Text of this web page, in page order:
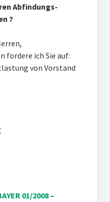
Abfindungs-
?
fordere ich Sie auf:
von Vorstand
01/2008 –